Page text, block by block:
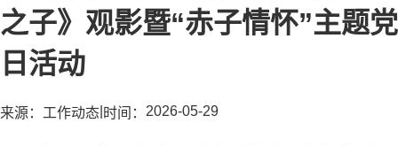
之子》观影暨“赤子情怀”主题党
日活动
来源： 工作动态 时间： 2026-05-29